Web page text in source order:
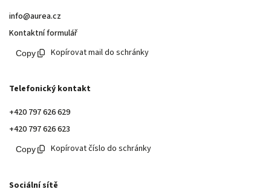
info@aurea.cz
Kontaktní formulář
Kopírovat mail do schránky
Telefonický kontakt
+420 797 626 629
+420 797 626 623
Kopírovat číslo do schránky
Sociální sítě